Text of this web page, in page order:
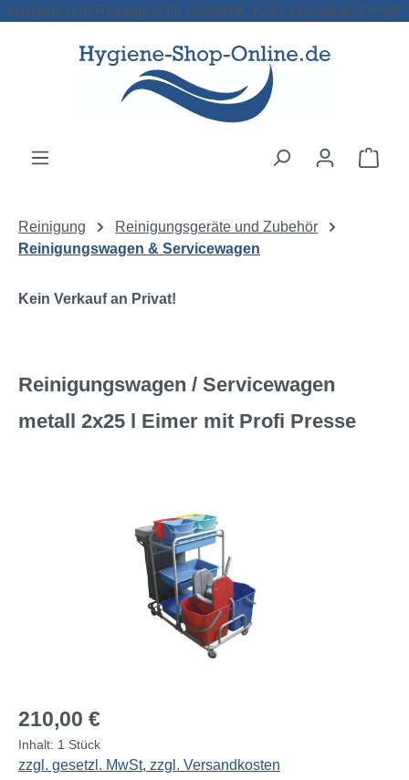
Zum Hauptinhalt springen
Hygiene und Reinigung für Gewerbe. Kein Verkauf an Privat!
Reinigung
Reinigungsgeräte und Zubehör
Reinigungswagen & Servicewagen
Kein Verkauf an Privat!
Reinigungswagen / Servicewagen
metall 2x25 l Eimer mit Profi Presse
Regulärer Preis:
210,00 €
Inhalt: 1 Stück
zzgl. gesetzl. MwSt, zzgl. Versandkosten